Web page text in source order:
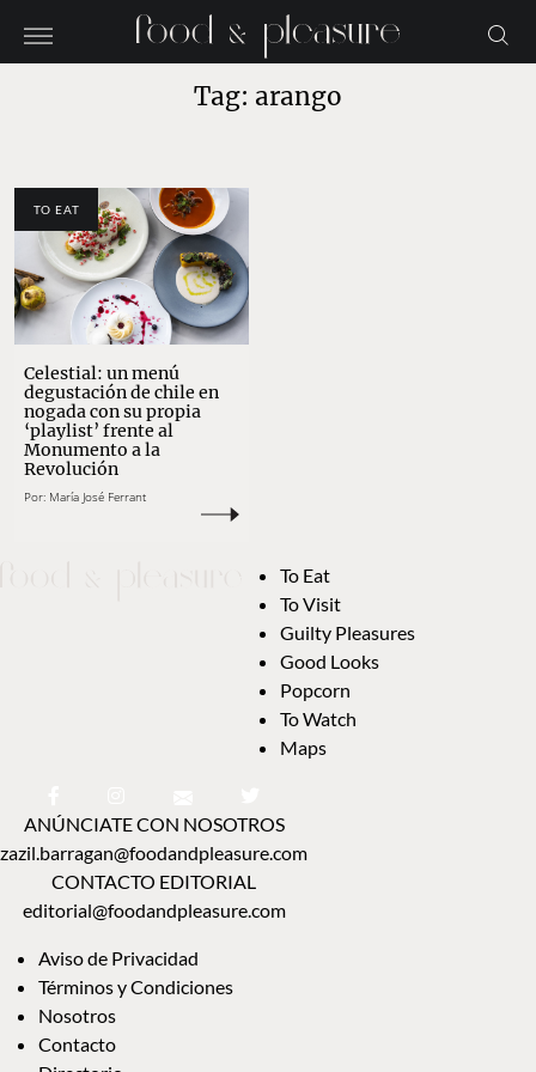
Tag: arango
TO EAT
Celestial: un menú
degustación de chile en
nogada con su propia
‘playlist’ frente al
Monumento a la
Revolución
Por: María José Ferrant
To Eat
To Visit
Guilty Pleasures
Good Looks
Popcorn
To Watch
Maps
ANÚNCIATE CON NOSOTROS
zazil.barragan@foodandpleasure.com
CONTACTO EDITORIAL
editorial@foodandpleasure.com
Aviso de Privacidad
Términos y Condiciones
Nosotros
Contacto